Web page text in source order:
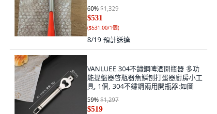
60%$1,329
$531
($531.00/1個)
8/19 預計送達
VANLUEE 304不鏽鋼啤酒開瓶器 多功
能提盤器啓瓶器魚鱗刨打蛋器廚房小工
具, 1個, 304不鏽鋼兩用開瓶器:如圖
59%$1,297
$519